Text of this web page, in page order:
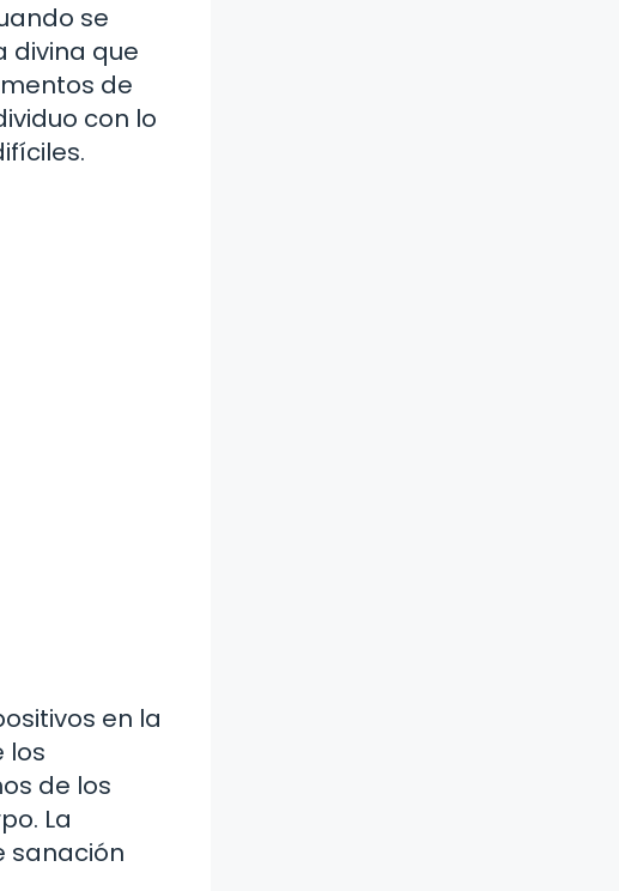
se
divina que
de
con lo
en la
los
de los
La
sanación